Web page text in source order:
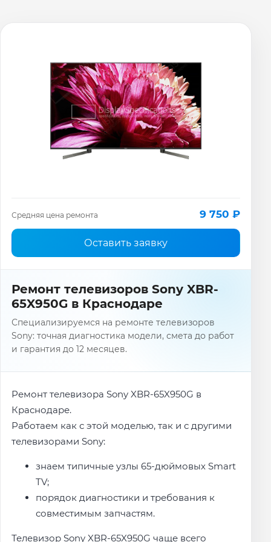
Средняя цена ремонта 9 750 ₽
Оставить заявку
Ремонт телевизоров Sony XBR-
65X950G в Краснодаре
Специализируемся на ремонте телевизоров
Sony: точная диагностика модели, смета до работ
и гарантия до 12 месяцев.
Ремонт телевизора Sony XBR-65X950G в
Краснодаре.
Работаем как с этой моделью, так и с другими
телевизорами Sony:
знаем типичные узлы 65-дюймовых Smart
TV;
порядок диагностики и требования к
совместимым запчастям.
Телевизор Sony XBR-65X950G чаще всего